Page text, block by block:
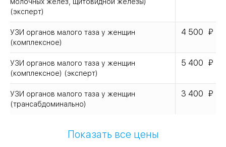
молочных желез, щитовидной железы)
(эксперт)
УЗИ органов малого таза у женщин
(комплексное)
4 500
УЗИ органов малого таза у женщин
(комплексное) (эксперт)
5 400
УЗИ органов малого таза у женщин
(трансабдоминально)
3 400
Показать все цены